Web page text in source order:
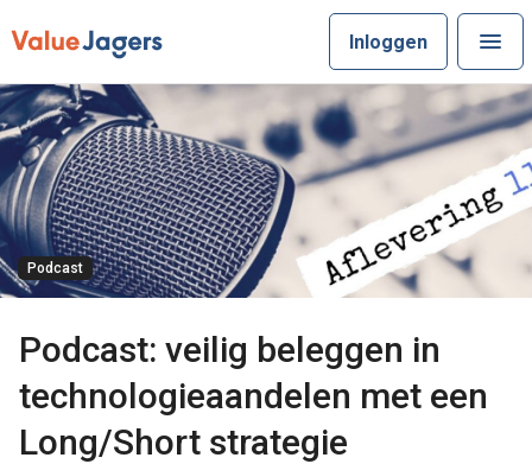
Inloggen
Podcast
Podcast: veilig beleggen in
technologieaandelen met een
Long/Short strategie